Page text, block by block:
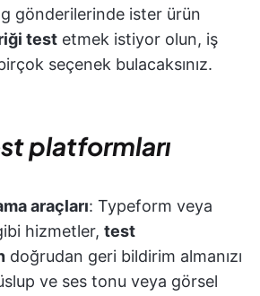
gönderilerinde ister ürün
test etmek istiyor olun, iş
seçenek bulacaksınız.
platformları
araçları: Typeform veya
hizmetler, test
doğrudan geri bildirim almanızı
ve ses tonu veya görsel